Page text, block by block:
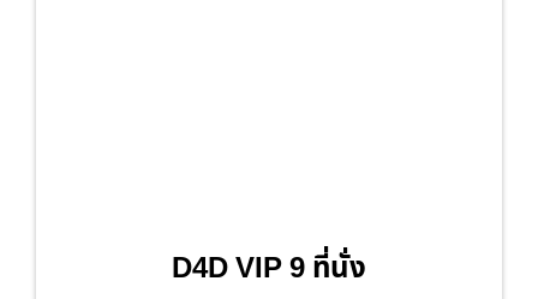
D4D VIP 9 ที่นั่ง